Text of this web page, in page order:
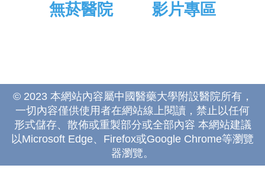
無菸醫院 影片專區
© 2023 本網站內容屬中國醫藥大學附設醫院所有，
一切內容僅供使用者在網站線上閱讀，禁止以任何
形式儲存、散佈或重製部分或全部內容 本網站建議
以Microsoft Edge、Firefox或Google Chrome等瀏覽
器瀏覽。